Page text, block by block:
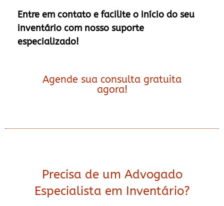
Entre em contato e facilite o início do seu
inventário com nosso suporte
especializado!
Agende sua consulta gratuita
agora!
Precisa de um Advogado
Especialista em Inventário?